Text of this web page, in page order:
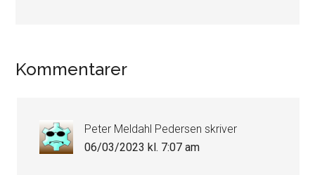
Læserinteraktioner
Kommentarer
Peter Meldahl Pedersen skriver
06/03/2023 kl. 7:07 am